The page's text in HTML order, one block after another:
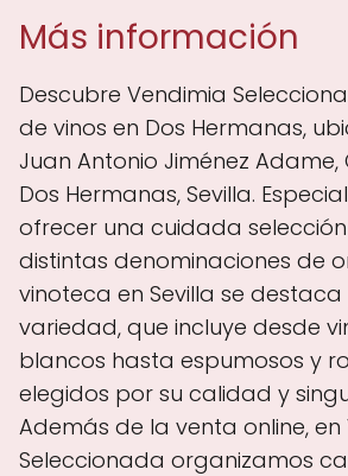
Más información
Descubre Vendimia
de vinos en Dos Hermanas,
Juan Antonio Jiménez Adame,
Dos Hermanas, Sevilla.
ofrecer una cuidada
distintas denominaciones de
vinoteca en Sevilla se destaca
variedad, que incluye desde
blancos hasta espumosos y
elegidos por su calidad y
Además de la venta online, en
Seleccionada organizamos